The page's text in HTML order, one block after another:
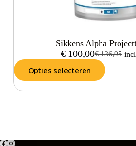
Sikkens Alpha
€136,95
€100,00
Opties selecteren